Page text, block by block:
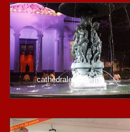
cathedrale-0993.jpg